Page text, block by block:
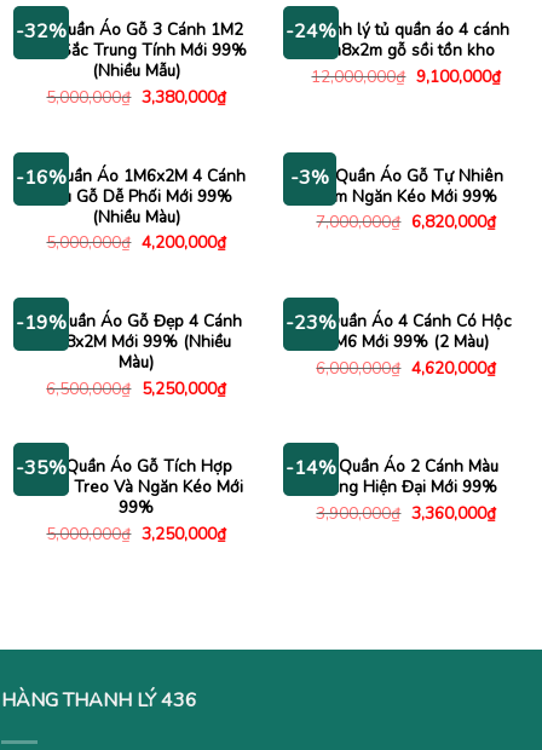
6,300,000₫.
-32%
Tủ Quần Áo Gỗ 3 Cánh 1M2
Màu Sắc Trung Tính Mới 99%
(Nhiều Mẫu)
5,000,000₫ Giá
gốc
3,380,000₫Giá
hiện
3,380,000₫.
-24%
Thanh lý tủ quần áo 4 cánh
1m8x2m gỗ sồi tồn kho
12,000,000₫ Giá
gốc
9,100,000₫Giá
hiện
-16%
Tủ Quần Áo 1M6x2M 4 Cánh
Màu Gỗ Dễ Phối Mới 99%
(Nhiều Màu)
5,000,000₫ Giá
gốc
4,200,000₫Giá
hiện
4,200,000₫.
-3%Tủ Quần Áo Gỗ Tự Nhiên
Kèm Ngăn Kéo Mới 99%
7,000,000₫ Giá
gốc
6,820,000₫Giá
hiện
-19%
Tủ Quần Áo Gỗ Đẹp 4 Cánh
1M8x2M Mới 99% (Nhiều
Màu)
6,500,000₫ Giá
gốc
5,250,000₫Giá
hiện
5,250,000₫.
-23%
Tủ Quần Áo 4 Cánh Có Hộc
1M6 Mới 99% (2 Màu)
6,000,000₫ Giá
gốc
4,620,000₫Giá
hiện
-35%Tủ Quần Áo Gỗ Tích Hợp
Ngăn Treo Và Ngăn Kéo Mới
99%
5,000,000₫ Giá
gốc
3,250,000₫Giá
hiện
-14%Tủ Quần Áo 2 Cánh Màu
Trắng Hiện Đại Mới 99%
3,900,000₫ Giá
gốc
3,360,000₫Giá
hiện
HÀNG THANH LÝ 436